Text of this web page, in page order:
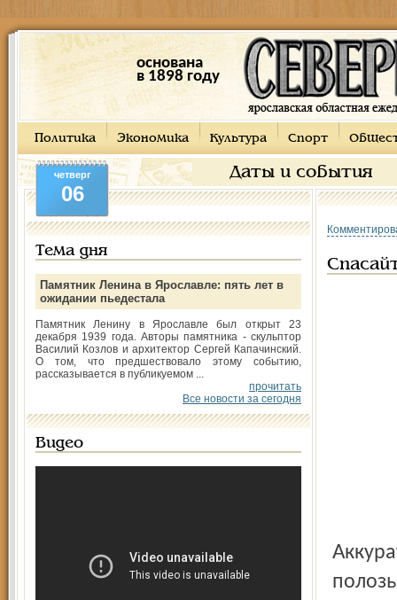
основана
в 1898 году
Политика Экономика Культура Спорт
Даты и события
четверг
06
Тема дня
Памятник Ленина в Ярославле: пять лет в
ожидании пьедестала
Памятник Ленину в Ярославле был открыт 23
декабря 1939 года. Авторы памятника - скульптор
Василий Козлов и архитектор Сергей Капачинский.
О том, что предшествовало этому событию,
рассказывается в публикуемом ...
прочитать
Все новости за сегодня
Видео
Аккуратно, но быстро спасатель на лыжах с широкими